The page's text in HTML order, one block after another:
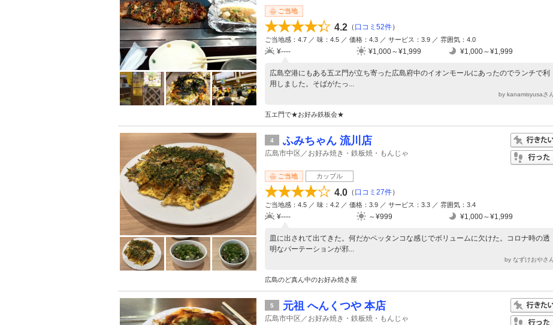
ご当地
4.2 （ 口コミ52件）
ご当地感：4.7 ／ 味：4.5 ／ 価格：4.3 ／ サービス：3.9 ／ 雰囲気：4.0
¥---- ¥1,000～¥1,999 ¥1,000～¥1,999
広島空港にもある五ヱ門が立ち寄った広島府中のイオンモールにあったのでランチで利
用しました。そばがたっ...
by kanamisyusaさん
五エ門で★お好み鉄板会★
4 ふみちゃん 流川店
広島市中区／お好み焼き・鉄板焼・もんじゃ
ご当地 カップル
4.0 （ 口コミ27件）
ご当地感：4.5 ／ 味：4.2 ／ 価格：3.9 ／ サービス：3.3 ／ 雰囲気：3.4
¥---- ～¥999 ¥1,000～¥1,999
皿に出されて出てきた。何だかペッタンコな感じでボリュームに欠けた。コロナ時の透
明なパーテーションが邪...
by なずけおやさん
広島のど真ん中のお好み焼き屋
5 元祖 へんくつや 本店
広島市中区／お好み焼き・鉄板焼・もんじゃ